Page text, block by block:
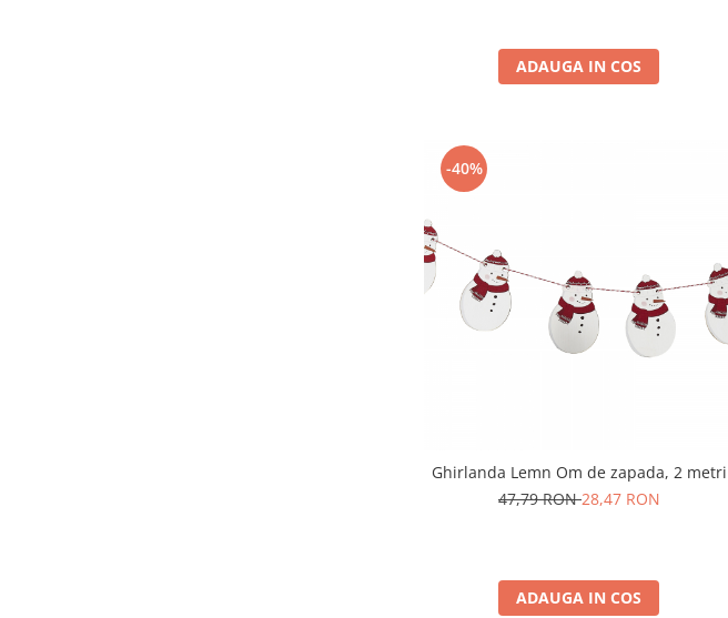
ADAUGA IN COS
-40%
Ghirlanda Lemn Om de zapada, 2 metri
47,79 RON28,47 RON
ADAUGA IN COS